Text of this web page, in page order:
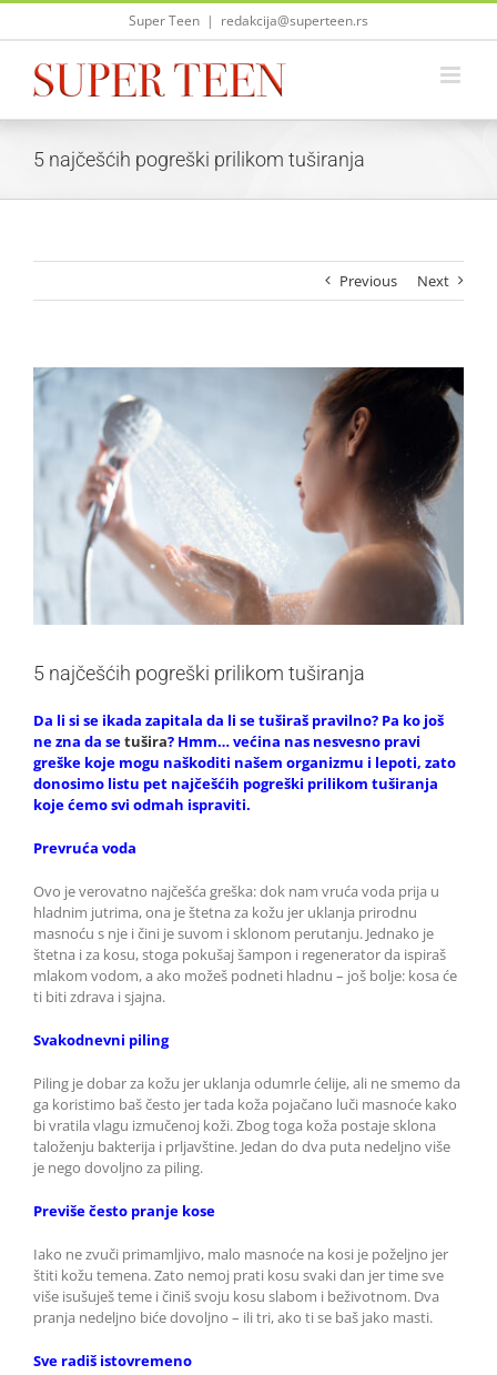
Skip
Super Teen | redakcija@superteen.rs
5 najčešćih pogreški prilikom tuširanja
Previous Next
View
Larger
Image
5 najčešćih pogreški prilikom tuširanja
Da li si se ikada zapitala da li se tuširaš pravilno? Pa ko još
ne zna da setušira? Hmm… većina nas nesvesno pravi
greške koje mogu naškoditi našem organizmu i lepoti, zato
donosimo listu pet najčešćih pogreški prilikom tuširanja
koje ćemo svi odmah ispraviti.
Prevruća voda
Ovo je verovatno najčešća greška: dok nam vruća voda prija u
hladnim jutrima, ona je štetna za kožu jer uklanja prirodnu
masnoću s nje i čini je suvom i sklonom perutanju. Jednako je
štetna i za kosu, stoga pokušaj šampon i regenerator da ispiraš
mlakom vodom, a ako možeš podneti hladnu – još bolje: kosa će
ti biti zdrava i sjajna.
Svakodnevni piling
Piling je dobar za kožu jer uklanja odumrle ćelije, ali ne smemo da
ga koristimo baš često jer tada koža pojačano luči masnoće kako
bi vratila vlagu izmučenoj koži. Zbog toga koža postaje sklona
taloženju bakterija i prljavštine. Jedan do dva puta nedeljno više
je nego dovoljno za piling.
Previše često pranje kose
Iako ne zvuči primamljivo, malo masnoće na kosi je poželjno jer
štiti kožu temena. Zato nemoj prati kosu svaki dan jer time sve
više isušuješ teme i činiš svoju kosu slabom i beživotnom. Dva
pranja nedeljno biće dovoljno – ili tri, ako ti se baš jako masti.
Sve radiš istovremeno